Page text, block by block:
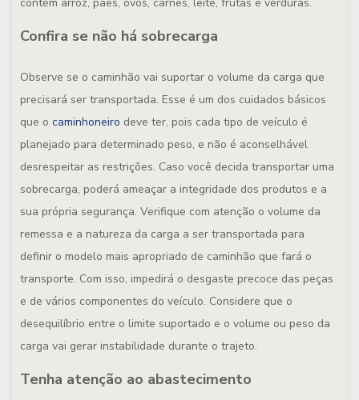
Confira se não há sobrecarga
Observe se o caminhão vai suportar o volume da carga que
precisará ser transportada. Esse é um dos cuidados básicos
que o caminhoneiro deve ter, pois cada tipo de veículo é
planejado para determinado peso, e não é aconselhável
desrespeitar as restrições. Caso você decida transportar uma
sobrecarga, poderá ameaçar a integridade dos produtos e a
sua própria segurança. Verifique com atenção o volume da
remessa e a natureza da carga a ser transportada para
definir o modelo mais apropriado de caminhão que fará o
transporte. Com isso, impedirá o desgaste precoce das peças
e de vários componentes do veículo. Considere que o
desequilíbrio entre o limite suportado e o volume ou peso da
carga vai gerar instabilidade durante o trajeto.
Tenha atenção ao abastecimento